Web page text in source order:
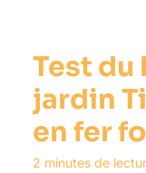
Test du
jardin
en fer
2 minutes de